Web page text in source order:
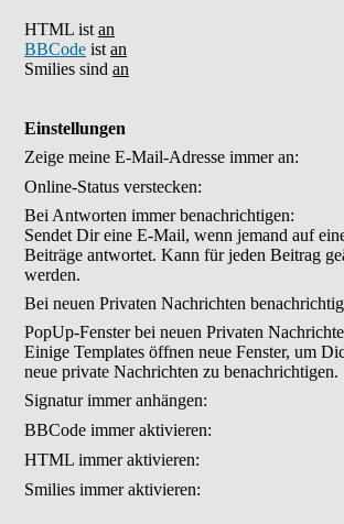
HTML ist an
BBCode ist an
Smilies sind an
Einstellungen
Zeige meine E-Mail-Adresse immer an:
Online-Status verstecken:
Bei Antworten immer benachrichtigen:
Sendet Dir eine E-Mail, wenn jemand auf
Beiträge antwortet. Kann für jeden Beitrag
werden.
Bei neuen Privaten Nachrichten
PopUp-Fenster bei neuen Privaten
Einige Templates öffnen neue Fenster, um
neue private Nachrichten zu benachrichtigen.
Signatur immer anhängen:
BBCode immer aktivieren:
HTML immer aktivieren:
Smilies immer aktivieren: